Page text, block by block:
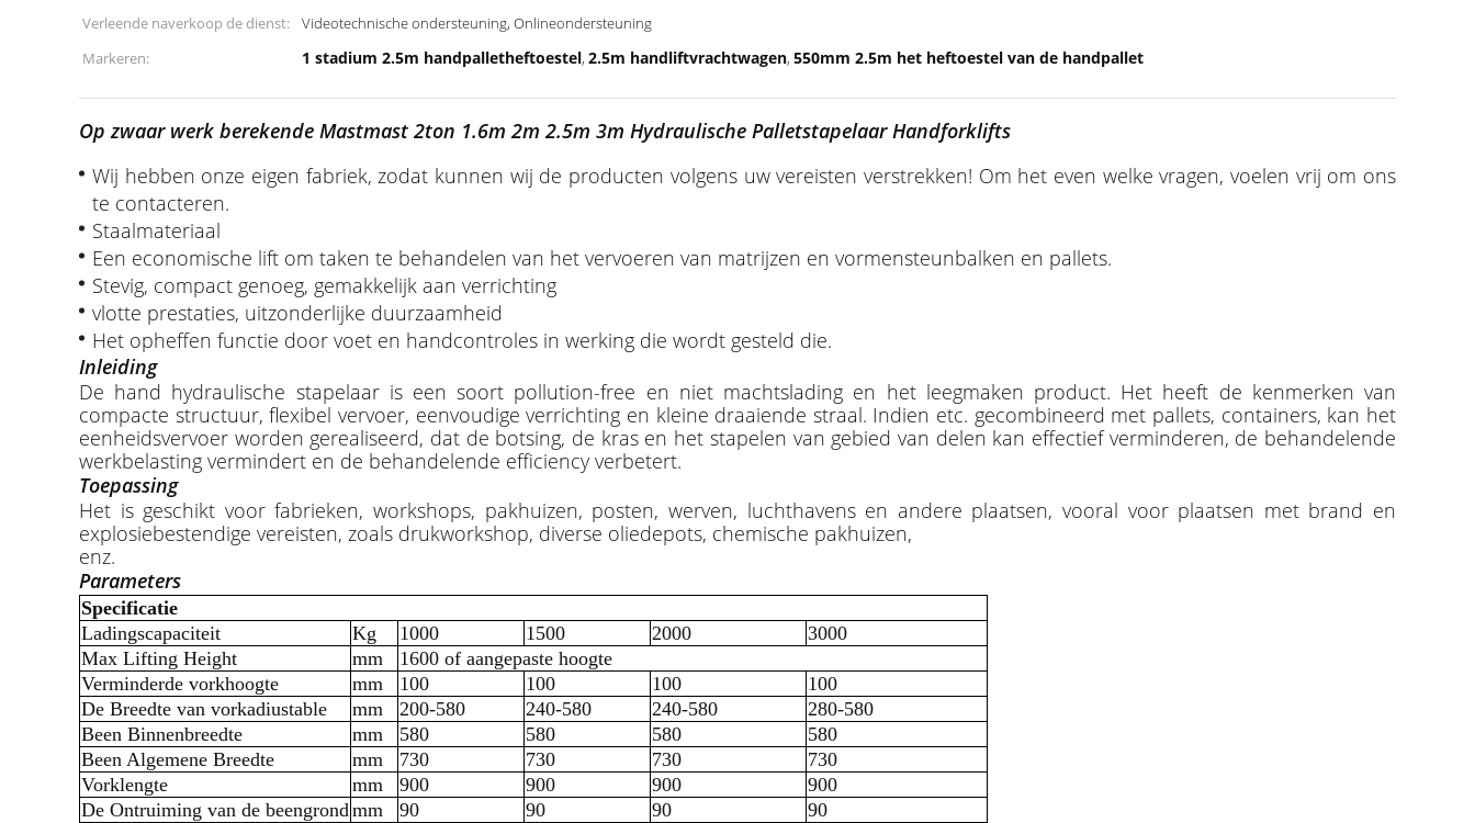
Verleende naverkoop de dienst:
Videotechnische ondersteuning, Onlineondersteuning
Markeren:
1 stadium 2.5m handpalletheftoestel, 2.5m handliftvrachtwagen, 550mm 2.5m het heftoestel van de handpallet
Op zwaar werk berekende Mastmast 2ton 1.6m 2m 2.5m 3m Hydraulische Palletstapelaar Handforklifts
Wij hebben onze eigen fabriek, zodat kunnen wij de producten volgens uw vereisten verstrekken! Om het even welke vragen, voelen vrij om ons
te contacteren.
Staalmateriaal
Een economische lift om taken te behandelen van het vervoeren van matrijzen en vormensteunbalken en pallets.
Stevig, compact genoeg, gemakkelijk aan verrichting
vlotte prestaties, uitzonderlijke duurzaamheid
Het opheffen functie door voet en handcontroles in werking die wordt gesteld die.
Inleiding
De hand hydraulische stapelaar is een soort pollution-free en niet machtslading en het leegmaken product. Het heeft de kenmerken van
compacte structuur, flexibel vervoer, eenvoudige verrichting en kleine draaiende straal. Indien etc. gecombineerd met pallets, containers, kan het
eenheidsvervoer worden gerealiseerd, dat de botsing, de kras en het stapelen van gebied van delen kan effectief verminderen, de behandelende
werkbelasting vermindert en de behandelende efficiency verbetert.
Toepassing
Het is geschikt voor fabrieken, workshops, pakhuizen, posten, werven, luchthavens en andere plaatsen, vooral voor plaatsen met brand en
explosiebestendige vereisten, zoals drukworkshop, diverse oliedepots, chemische pakhuizen,
enz.
Parameters
Specificatie
Ladingscapaciteit
Kg 1000 1500 2000
3000
Max Lifting Height
mm
1600 of aangepaste hoogte
Verminderde vorkhoogte
mm 100 100 100
100
De Breedte van vorkadiustable
mm 200-580 240-580 240-580
280-580
Been Binnenbreedte
mm 580 580 580
580
Been Algemene Breedte
mm 730 730 730
730
Vorklengte
mm 900 900 900
900
De Ontruiming van de beengrondmm 90 90 90
90